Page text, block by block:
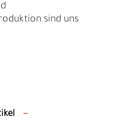
sind uns